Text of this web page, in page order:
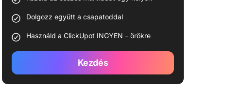
Dolgozz együtt a csapatoddal
Használd a ClickUpot INGYEN – örökre
Kezdés